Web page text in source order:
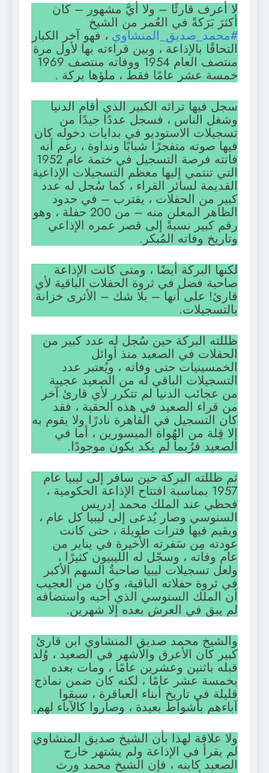
لا أعرف قارئًا – ولا أيَّ مشهور – كان
أكثرَ بَرَكةً في العُمر من الشيخ
#محمد_صديق_المنشاوي ، فهو آخر الكبار
التحاقًا بالإذاعة ، وبين قراءته بها لأول مرة
منتصف العام 1954 ووفاته منتصف 1969
خمسة عشر عامًا فقط ، ملؤها بركة .
سجل فيها تراثه الكبير الذي أقام الدنيا
وشغل الناس ، فسجل عددًا جيدًا من
تسجيلات الاستوديو في بدايات دخوله كان
فيها صوته متفجرًا شبابًا ونداوة ، رغم أنه
فاتته فرصة التسجيل في ختمة عام 1952
التي تنتمي إليها معظم التسجيلات الإذاعية
القديمة لسائر القراء ، كما سُجل له عدد
كبير من الحفلات ، يقترب – في حدود
الظاهر المعلن منه – من 200 حفلة ، وهو
رقم كبير نسبةً إلى قصر عمره الإذاعي
وتاريخ وفاته المُبكر.
لكنها البركة أيضًا ، ومتى كانت الإذاعة
صاحبة فضل في ثروة الحفلات الباقية لأي
قارئ! على أنها – بلا شك – الأثرى خزانة
بالتسجيلات.
ظللته البركة حين سُجل له عدد كبير من
الحفلات في الصعيد منذ أوائل
الخمسينيات حتى وفاته ، ويُعتبر عدد
التسجيلات الباقي له من الصعيد عجيبة
من عجائب الدنيا لم تتكرر لأي قارئ آخر
من قراء الصعيد في هذه الحقبة ، فقد
كان التسجيل في القاهرة نادرًا ولا يقوم به
إلا قِلة من الهُواة الميسورين ، أما في
الصعيد فرُبما لم يكد يكون موجودًا.
ثم ظللته البركة حين سافر إلى ليبيا عام
1957 بمناسبة افتتاح الإذاعة الحكومية ،
فحظي عند الملك محمد إدريس
السنوسي وصار يُدعى إلى ليبيا كل عام ،
ويقيم فيها فترات طويلة ، حتى كانت
عودته مِن سَفرته الأخيرة في يناير من
عام وفاته ، وسجّل له الليبيون كثيرًا ،
ولعل تسجيلات ليبيا صاحبةُ السهم الأكبر
في ثروة حفلاته الباقية، وكان من العجيب
أن الملك السنوسي الذي أحبه واستضافه
لم يبق في العرش بعده إلا شهرين.
والشيخ محمد صديق المنشاوي ابن قارئ
كبير كان الأعرق والأشهر في الصعيد ، وُلد
قبله باثنين وعشرين عامًا ، ومات بعده
بخمسة عشر عامًا ، لكنه كان ضمن نماذج
قليلة في تاريخ أبناء العباقرة ، سبقوا
آباءهم بأشواط بعيدة ، وصاروا كالآباء لهم.
ولا علاقة لهذا بأن الشيخ صديق المنشاوي
لم يقرأ في الإذاعة ولم يشتهر خارج
الصعيد كابنه ، فإن الشيخ محمد ورث